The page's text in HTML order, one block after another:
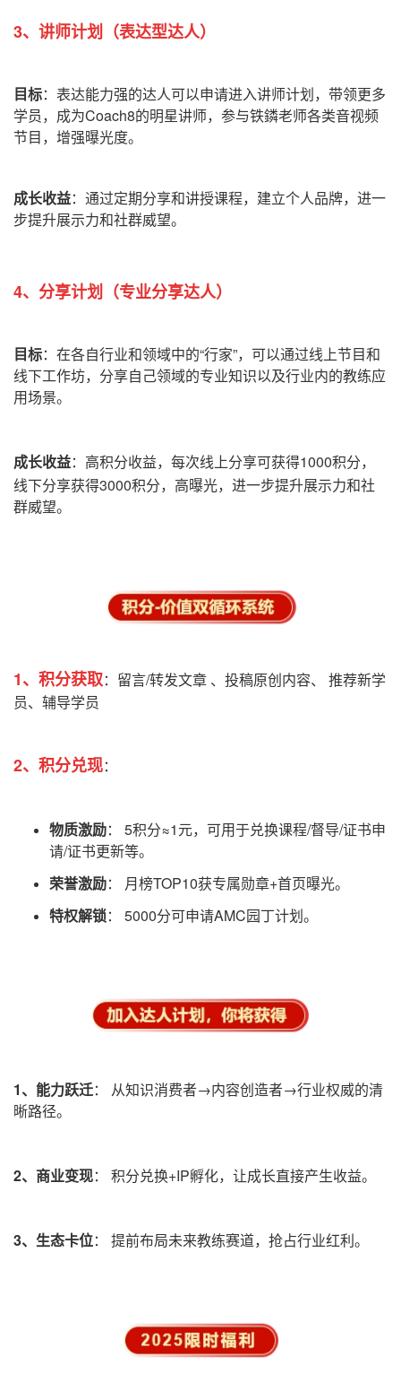
3、讲师计划（表达型达人）
目标：表达能力强的达人可以申请进入讲师计划，带领更多
学员，成为Coach8的明星讲师，参与铁鏻老师各类音视频
节目，增强曝光度。
成长收益：通过定期分享和讲授课程，建立个人品牌，进一
步提升展示力和社群威望。
4、分享计划（专业分享达人）
目标：在各自行业和领域中的“行家”，可以通过线上节目和
线下工作坊，分享自己领域的专业知识以及行业内的教练应
用场景。
成长收益：高积分收益，每次线上分享可获得1000积分，
线下分享获得3000积分，高曝光， 进一步提升展示力和社
群威望。
1、积分获取： 留言/转发文章 、投稿原创内容、
推荐新学
员、辅导学员
2、积分兑现：
物质激励：
5积分≈1元，可用于兑换课程/督导/证书申
请/证书更新等。
荣誉激励：
月榜TOP10获专属勋章+首页曝光。
特权解锁： 5000分可申请AMC园丁计划。
1、 能力跃迁：
从知识消费者→内容创造者→行业权威的清
晰路径。
2、 商业变现： 积分兑换+IP孵化，让成长直接产生收益。
3、 生态卡位： 提前布局未来教练赛道，抢占行业红利。